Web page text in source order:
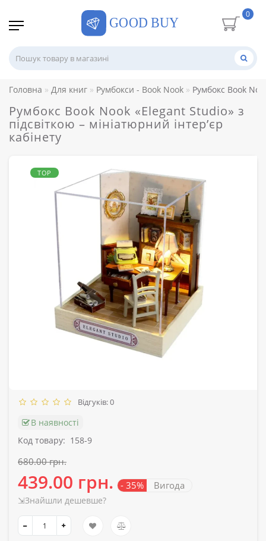
0
Головна Для книг Румбокси - Book Nook Румбокс Book
Румбокс Book Nook «Elegant Studio» з
підсвіткою – мініатюрний інтер’єр
кабінету
TOP
Відгуків: 0
В наявності
Код товару: 158-9
680.00 грн.
439.00 грн. - 35% Вигода
⇲Знайшли дешевше?